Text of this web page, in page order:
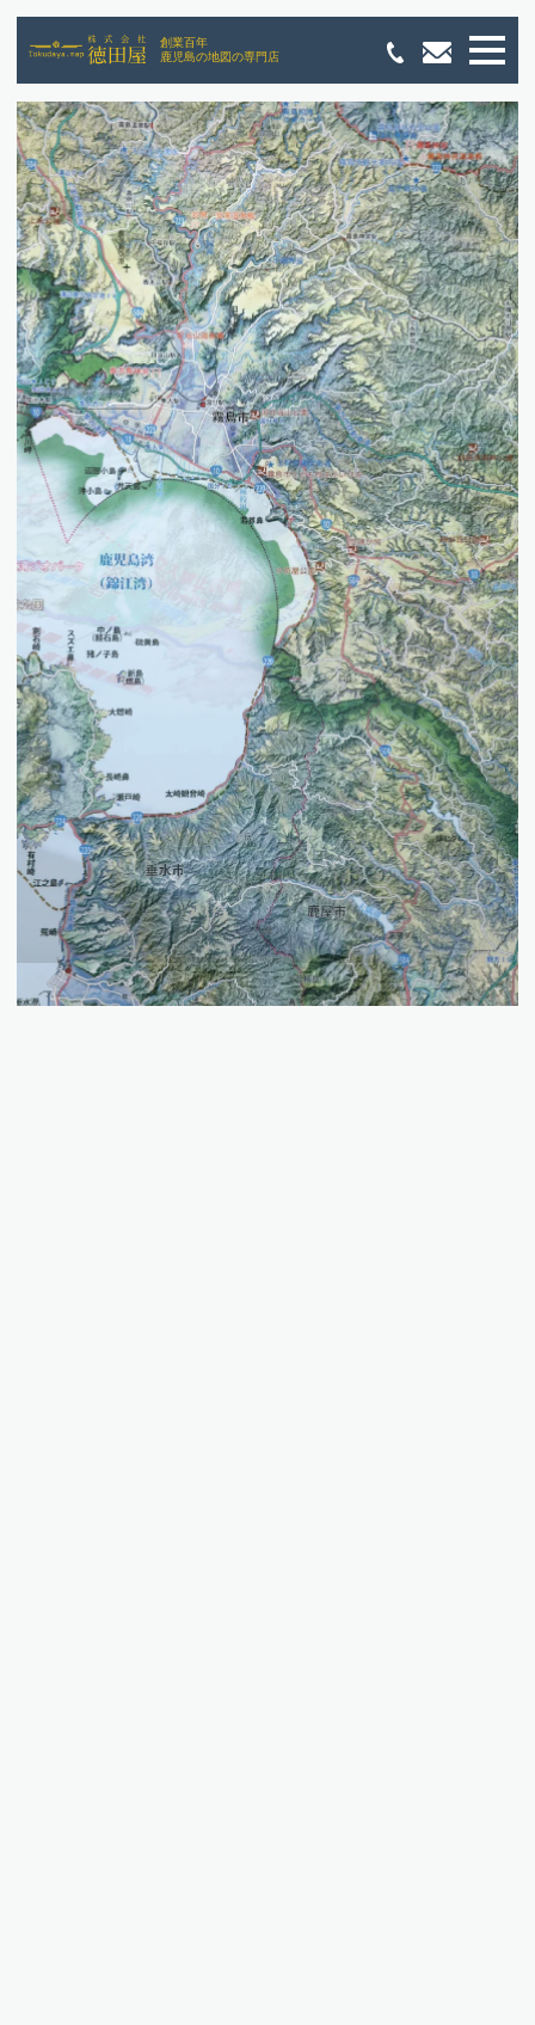
創業百年
鹿児島の地図の専門店
商品案内
ピーチマップ3D／立体地形模型
オーダーマップ
周年記念事業などに。クロノマップ
ハザードマップ制作
古地図
その他国土地理院発行地図／ゼンリン等
事業案内
地図製作
地図販売
地図ビジネスコンサル
会社情報
コラム